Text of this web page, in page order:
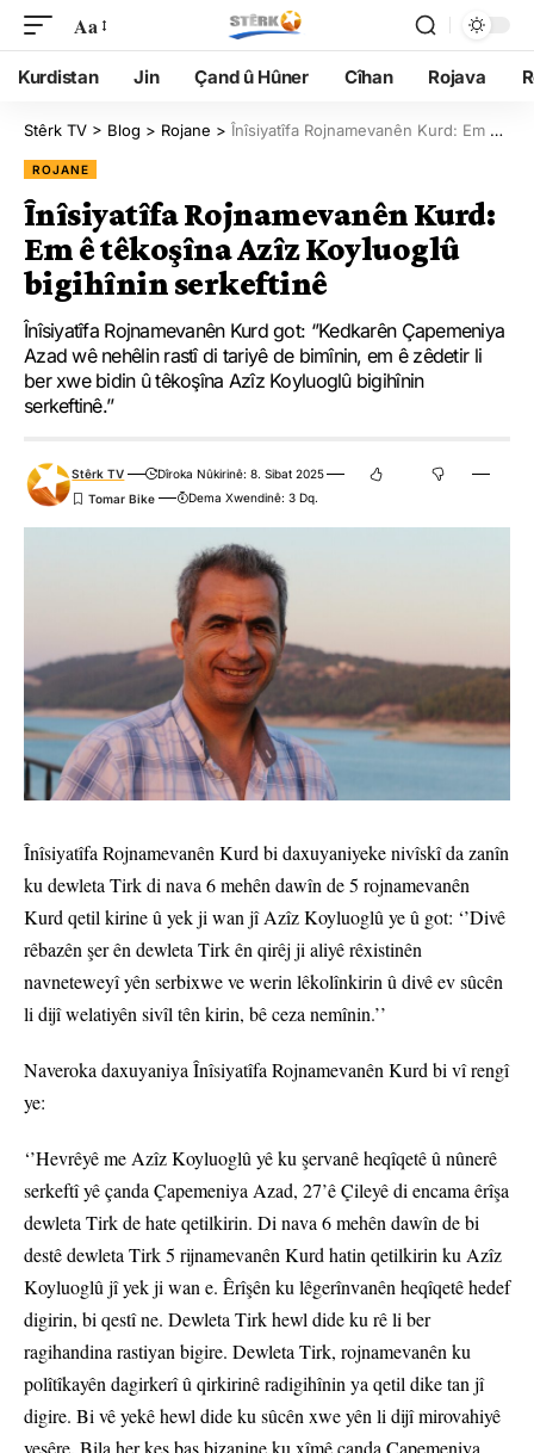
Aa
Kurdistan Jin Çand û Hûner Cîhan Rojava
Stêrk TV > Blog > Rojane > Înîsiyatîfa Rojnamevanên Kurd: Em ê têkoşîna Azîz Koyluoglû bigihînin serkeftinê
ROJANE
Înîsiyatîfa Rojnamevanên Kurd:
Em ê têkoşîna Azîz Koyluoglû
bigihînin serkeftinê
Înîsiyatîfa Rojnamevanên Kurd got: ‘’Kedkarên Çapemeniya
Azad wê nehêlin rastî di tariyê de bimînin, em ê zêdetir li
ber xwe bidin û têkoşîna Azîz Koyluoglû bigihînin
serkeftinê.’’
Stêrk TV
Dîroka Nûkirinê: 8. Sibat 2025
Dema Xwendinê: 3 Dq.
Înîsiyatîfa Rojnamevanên Kurd bi daxuyaniyeke nivîskî da zanîn
ku dewleta Tirk di nava 6 mehên dawîn de 5 rojnamevanên
Kurd qetil kirine û yek ji wan jî Azîz Koyluoglû ye û got: ‘’Divê
rêbazên şer ên dewleta Tirk ên qirêj ji aliyê rêxistinên
navneteweyî yên serbixwe ve werin lêkolînkirin û divê ev sûcên
li dijî welatiyên sivîl tên kirin, bê ceza nemînin.’’
Naveroka daxuyaniya Înîsiyatîfa Rojnamevanên Kurd bi vî rengî
ye:
‘’Hevrêyê me Azîz Koyluoglû yê ku şervanê heqîqetê û nûnerê
serkeftî yê çanda Çapemeniya Azad, 27’ê Çileyê di encama êrîşa
dewleta Tirk de hate qetilkirin. Di nava 6 mehên dawîn de bi
destê dewleta Tirk 5 rijnamevanên Kurd hatin qetilkirin ku Azîz
Koyluoglû jî yek ji wan e. Êrîşên ku lêgerînvanên heqîqetê hedef
digirin, bi qestî ne. Dewleta Tirk hewl dide ku rê li ber
ragihandina rastiyan bigire. Dewleta Tirk, rojnamevanên ku
polîtîkayên dagirkerî û qirkirinê radigihînin ya qetil dike tan jî
digire. Bi vê yekê hewl dide ku sûcên xwe yên li dijî mirovahiyê
veşêre. Bila her kes baş bizanine ku xîmê çanda Çapemeniya